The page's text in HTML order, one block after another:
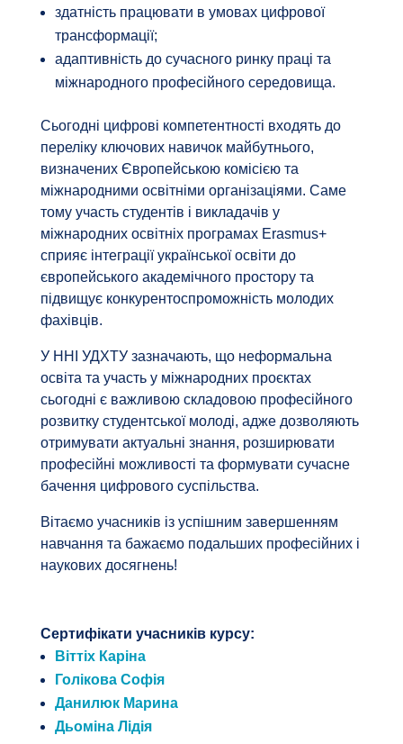
здатність працювати в умовах цифрової
трансформації;
адаптивність до сучасного ринку праці та
міжнародного професійного середовища.
Сьогодні цифрові компетентності входять до
переліку ключових навичок майбутнього,
визначених Європейською комісією та
міжнародними освітніми організаціями. Саме
тому участь студентів і викладачів у
міжнародних освітніх програмах Erasmus+
сприяє інтеграції української освіти до
європейського академічного простору та
підвищує конкурентоспроможність молодих
фахівців.
У ННІ УДХТУ зазначають, що неформальна
освіта та участь у міжнародних проєктах
сьогодні є важливою складовою професійного
розвитку студентської молоді, адже дозволяють
отримувати актуальні знання, розширювати
професійні можливості та формувати сучасне
бачення цифрового суспільства.
Вітаємо учасників із успішним завершенням
навчання та бажаємо подальших професійних і
наукових досягнень!
Сертифікати учасників курсу:
Віттіх Каріна
Голікова Софія
Данилюк Марина
Дьоміна Лідія